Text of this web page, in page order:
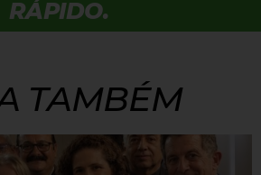
RÁPIDO.
TAMBÉM